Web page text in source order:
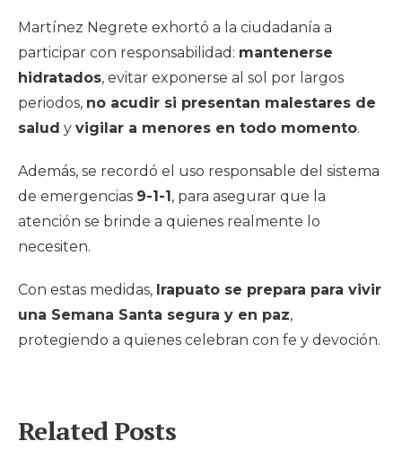
Martínez Negrete exhortó a la ciudadanía a
participar con responsabilidad: mantenerse
hidratados, evitar exponerse al sol por largos
periodos, no acudir si presentan malestares de
salud y vigilar a menores en todo momento.
Además, se recordó el uso responsable del sistema
de emergencias 9-1-1, para asegurar que la
atención se brinde a quienes realmente lo
necesiten.
Con estas medidas, Irapuato se prepara para vivir
una Semana Santa segura y en paz,
protegiendo a quienes celebran con fe y devoción.
Related Posts